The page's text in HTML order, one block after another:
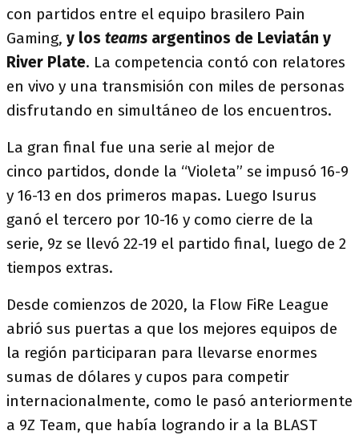
con partidos entre el equipo brasilero Pain
Gaming, y los teams argentinos de Leviatán y
River Plate. La competencia contó con relatores
en vivo y una transmisión con miles de personas
disfrutando en simultáneo de los encuentros.
La gran final fue una serie al mejor de
cinco partidos, donde la “Violeta” se impusó 16-9
y 16-13 en dos primeros mapas. Luego Isurus
ganó el tercero por 10-16 y como cierre de la
serie, 9z se llevó 22-19 el partido final, luego de 2
tiempos extras.
Desde comienzos de 2020, la Flow FiRe League
abrió sus puertas a que los mejores equipos de
la región participaran para llevarse enormes
sumas de dólares y cupos para competir
internacionalmente, como le pasó anteriormente
a 9Z Team, que había logrando ir a la BLAST